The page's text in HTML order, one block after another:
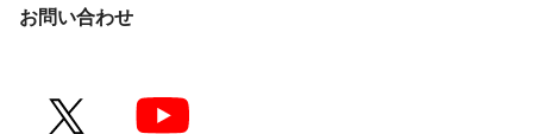
お問い合わせ